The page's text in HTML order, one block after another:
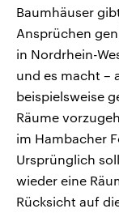
Baumhäuser
Ansprüchen
in Nordrhein-
und es macht –
beispielsweise
Räume
im Hambacher
Ursprünglich
wieder eine
Rücksicht auf